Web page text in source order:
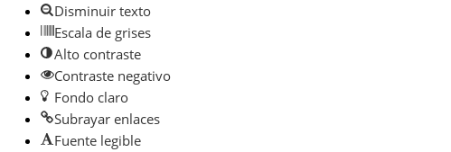
Disminuir texto
Escala de grises
Alto contraste
Contraste negativo
Fondo claro
Subrayar enlaces
Fuente legible